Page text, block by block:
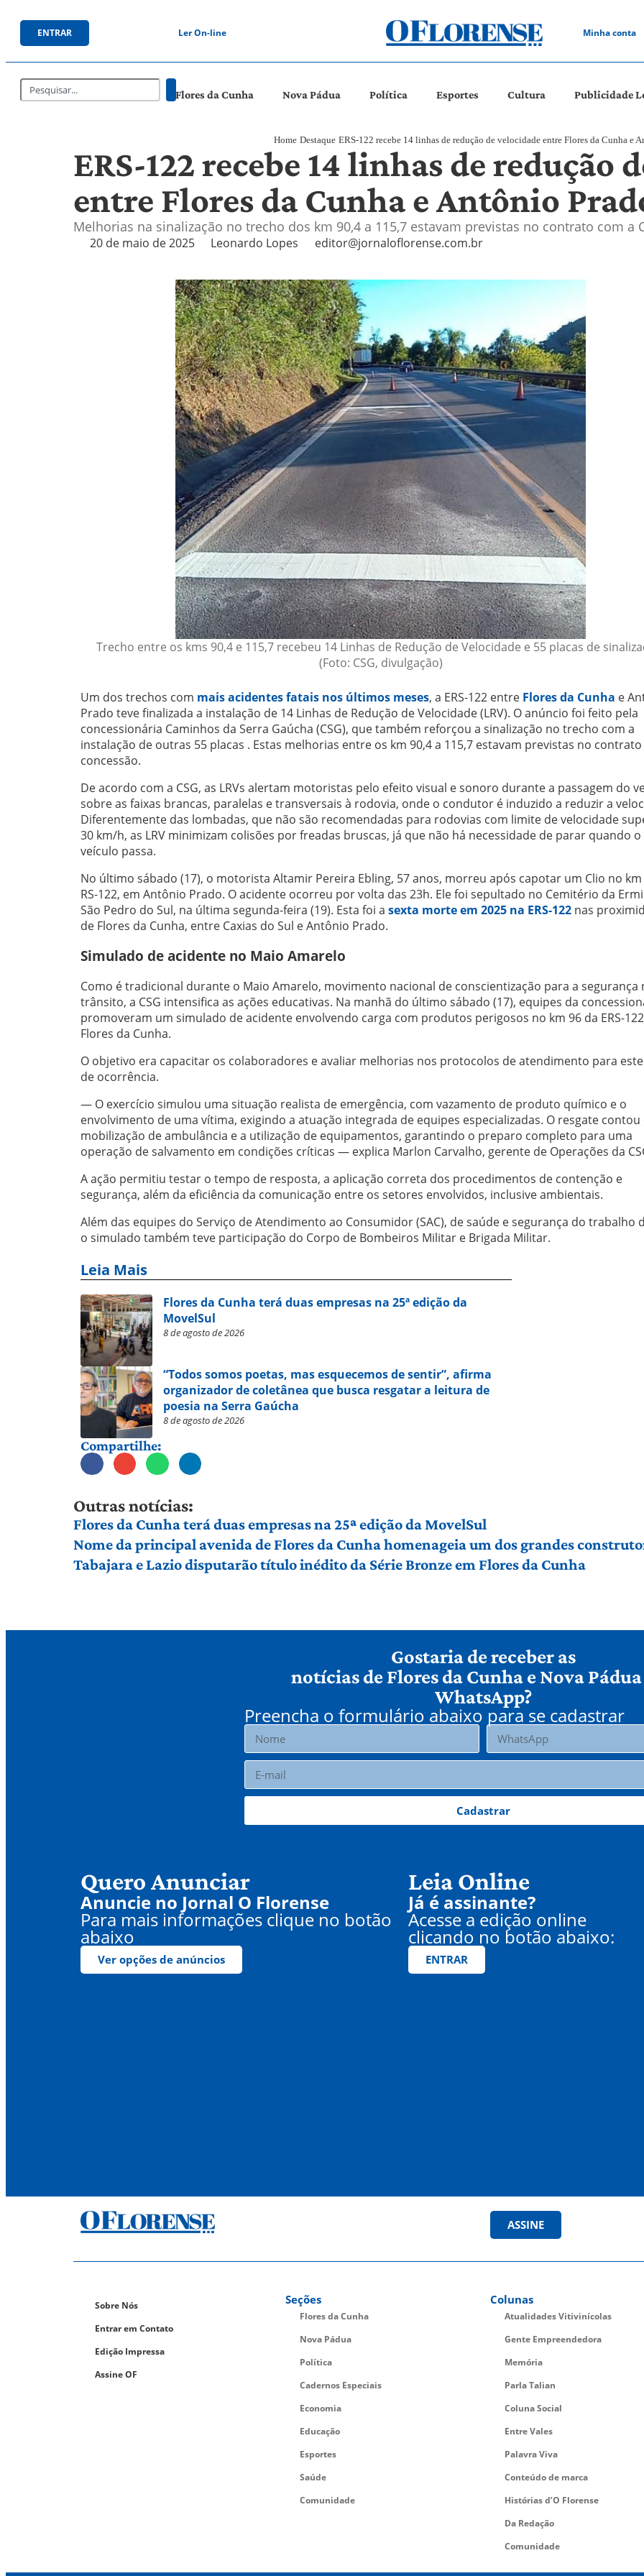
ENTRAR Ler On-line Minha conta
Flores da Cunha Nova Pádua Política Esportes Cultura Publicidade
Home Destaque ERS-122 recebe 14 linhas de redução de velocidade entre Flores da Cunha e
ERS-122 recebe 14 linhas de redução
entre Flores da Cunha e Antônio
Melhorias na sinalização no trecho dos km 90,4 a 115,7 estavam previstas no contrato com a
20 de maio de 2025 Leonardo Lopes editor@jornaloflorense.com.br
Trecho entre os kms 90,4 e 115,7 recebeu 14 Linhas de Redução de Velocidade e 55 placas de
(Foto: CSG, divulgação)
Um dos trechos com mais acidentes fatais nos últimos meses, a ERS-122 entre Flores da Cunha e
Prado teve finalizada a instalação de 14 Linhas de Redução de Velocidade (LRV). O anúncio foi feito pela
concessionária Caminhos da Serra Gaúcha (CSG), que também reforçou a sinalização no trecho com a
instalação de outras 55 placas . Estas melhorias entre os km 90,4 a 115,7 estavam previstas no
concessão.
De acordo com a CSG, as LRVs alertam motoristas pelo efeito visual e sonoro durante a passagem do
sobre as faixas brancas, paralelas e transversais à rodovia, onde o condutor é induzido a reduzir a
Diferentemente das lombadas, que não são recomendadas para rodovias com limite de velocidade
30 km/h, as LRV minimizam colisões por freadas bruscas, já que não há necessidade de parar quando o
veículo passa.
No último sábado (17), o motorista Altamir Pereira Ebling, 57 anos, morreu após capotar um Clio no km
RS-122, em Antônio Prado. O acidente ocorreu por volta das 23h. Ele foi sepultado no Cemitério da
São Pedro do Sul, na última segunda-feira (19). Esta foi a sexta morte em 2025 na ERS-122 nas
de Flores da Cunha, entre Caxias do Sul e Antônio Prado.
Simulado de acidente no Maio Amarelo
Como é tradicional durante o Maio Amarelo, movimento nacional de conscientização para a segurança
trânsito, a CSG intensifica as ações educativas. Na manhã do último sábado (17), equipes da
promoveram um simulado de acidente envolvendo carga com produtos perigosos no km 96 da ERS-
Flores da Cunha.
O objetivo era capacitar os colaboradores e avaliar melhorias nos protocolos de atendimento para
de ocorrência.
— O exercício simulou uma situação realista de emergência, com vazamento de produto químico e o
envolvimento de uma vítima, exigindo a atuação integrada de equipes especializadas. O resgate contou
mobilização de ambulância e a utilização de equipamentos, garantindo o preparo completo para uma
operação de salvamento em condições críticas — explica Marlon Carvalho, gerente de Operações da
A ação permitiu testar o tempo de resposta, a aplicação correta dos procedimentos de contenção e
segurança, além da eficiência da comunicação entre os setores envolvidos, inclusive ambientais.
Além das equipes do Serviço de Atendimento ao Consumidor (SAC), de saúde e segurança do trabalho
o simulado também teve participação do Corpo de Bombeiros Militar e Brigada Militar.
Leia Mais
Flores da Cunha terá duas empresas na 25ª edição da
MovelSul
8 de agosto de 2026
“Todos somos poetas, mas esquecemos de sentir”, afirma
organizador de coletânea que busca resgatar a leitura de
poesia na Serra Gaúcha
8 de agosto de 2026
Compartilhe:
Outras notícias:
Flores da Cunha terá duas empresas na 25ª edição da MovelSul
Nome da principal avenida de Flores da Cunha homenageia um dos grandes
Tabajara e Lazio disputarão título inédito da Série Bronze em Flores da Cunha
Gostaria de receber as
notícias de Flores da Cunha e Nova
WhatsApp?
Preencha o formulário abaixo para se cadastrar
Cadastrar
Quero Anunciar
Anuncie no Jornal O Florense
Para mais informações clique no botão
abaixo
Ver opções de anúncios
Leia Online
Já é assinante?
Acesse a edição online
clicando no botão abaixo:
ENTRAR
ASSINE
Sobre Nós
Entrar em Contato
Edição Impressa
Assine OF
Seções
Flores da Cunha
Nova Pádua
Política
Cadernos Especiais
Economia
Educação
Esportes
Saúde
Comunidade
Colunas
Atualidades Vitivinícolas
Gente Empreendedora
Memória
Parla Talian
Coluna Social
Entre Vales
Palavra Viva
Conteúdo de marca
Histórias d’O Florense
Da Redação
Comunidade